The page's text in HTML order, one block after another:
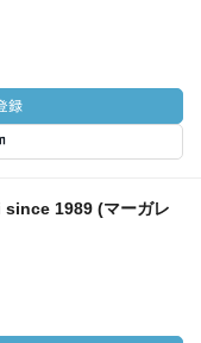
1989 (マーガレ